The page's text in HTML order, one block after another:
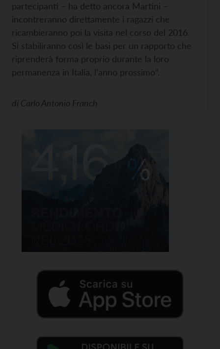
partecipanti – ha detto ancora Martini –
incontreranno direttamente i ragazzi che
ricambieranno poi la visita nel corso del 2016.
Si stabiliranno così le basi per un rapporto che
riprenderà forma proprio durante la loro
permanenza in Italia, l’anno prossimo”.
di Carlo Antonio Franch